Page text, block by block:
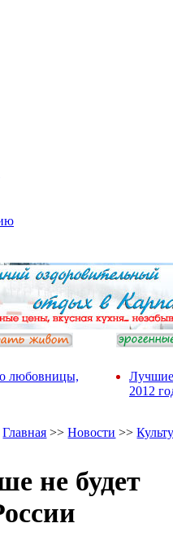
любовницы,
Лучшие
2012
Главная >>Новости >>
не будет